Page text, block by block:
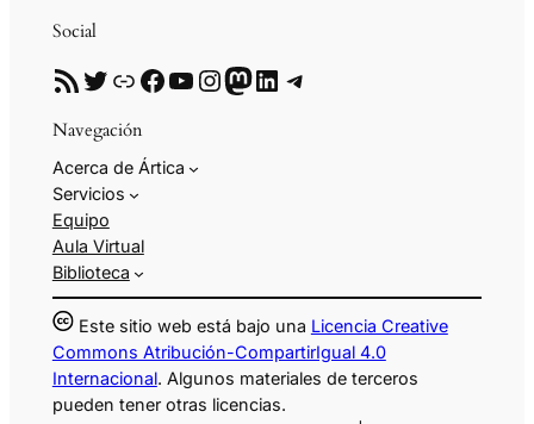
Social
RSS Twitter Enlace Facebook YouTube InstagramMastodon LinkedIn Telegram
Navegación
Acerca de Ártica
Servicios
Equipo
Aula Virtual
Biblioteca
Este sitio web está bajo una Licencia Creative
Commons Atribución-CompartirIgual 4.0
Internacional. Algunos materiales de terceros
pueden tener otras licencias.